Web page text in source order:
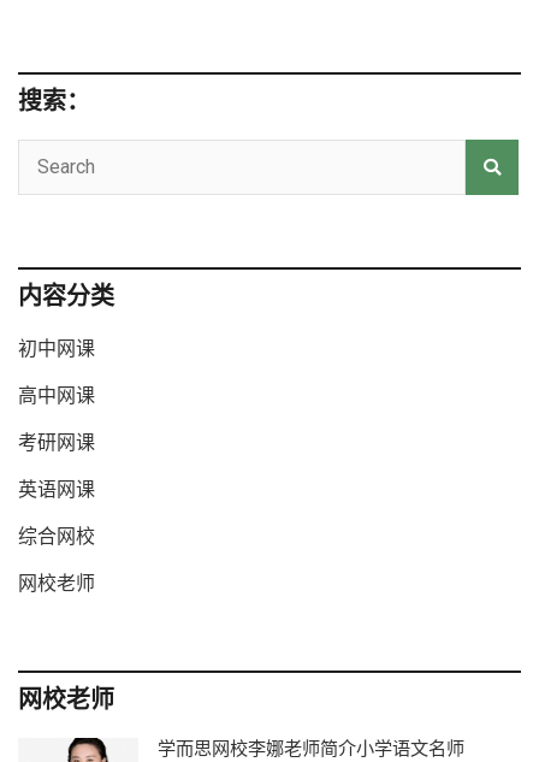
搜索：
内容分类
初中网课
高中网课
考研网课
英语网课
综合网校
网校老师
网校老师
学而思网校李娜老师简介小学语文名师